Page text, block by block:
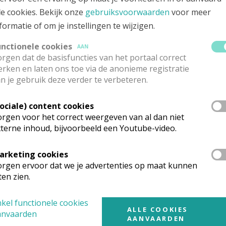
ROESELARE
051/20 09 04
Google Maps
Secretaris
IZEGEM
051/30 08 47
Secretaris
Stefanie
ROESELARE
051/20 09 04
Google Maps
cookies. Bekijk onze gebruiksvoorwaarden voor meer
of om je instellingen te wijzigen.
cookies
AAN
dat de basisfuncties van het portaal correct
en laten ons toe via de anonieme registratie
je gebruik deze verder te verbeteren.
content cookies
voor het correct weergeven van al dan niet
inhoud, bijvoorbeeld een Youtube-video.
cookies
ervoor dat we je advertenties op maat kunnen
zien.
functionele cookies
ALLE COOKIES
AANVAARDEN